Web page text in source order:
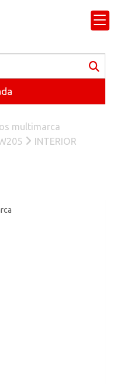
multimarca
INTERIOR